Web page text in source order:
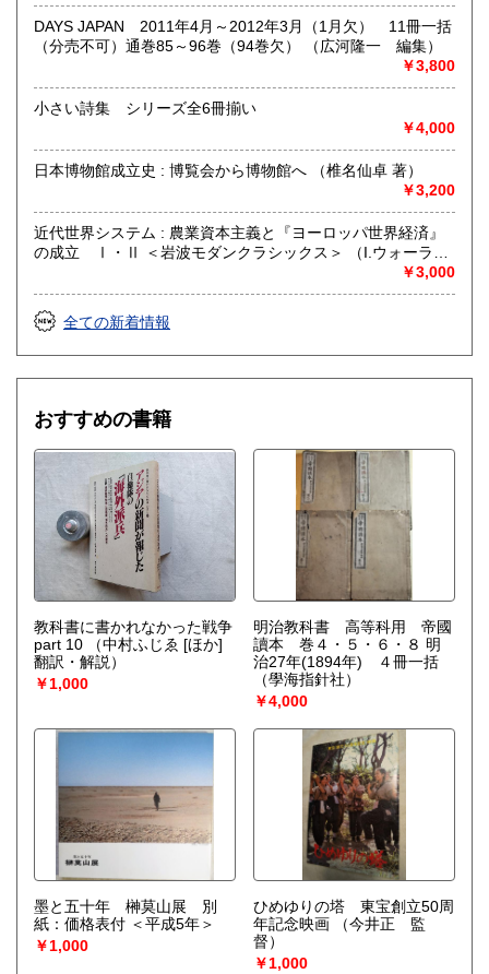
DAYS JAPAN 2011年4月～2012年3月（1月欠） 11冊一括
（分売不可）通巻85～96巻（94巻欠） （広河隆一 編集）
￥3,800
小さい詩集 シリーズ全6冊揃い
￥4,000
日本博物館成立史 : 博覧会から博物館へ （椎名仙卓 著）
￥3,200
近代世界システム : 農業資本主義と『ヨーロッパ世界経済』
の成立 Ⅰ・Ⅱ ＜岩波モダンクラシックス＞ （I.ウォーラー
￥3,000
全ての新着情報
おすすめの書籍
教科書に書かれなかった戦争
part 10
（中村ふじゑ [ほか]
翻訳・解説）
￥1,000
明治教科書 高等科用 帝國
讀本 巻４・５・６・８ 明
治27年(1894年) ４冊一括
（學海指針社）
￥4,000
墨と五十年 榊莫山展 別
紙：価格表付 ＜平成5年＞
￥1,000
ひめゆりの塔 東宝創立50周
年記念映画
（今井正 監
督）
￥1,000